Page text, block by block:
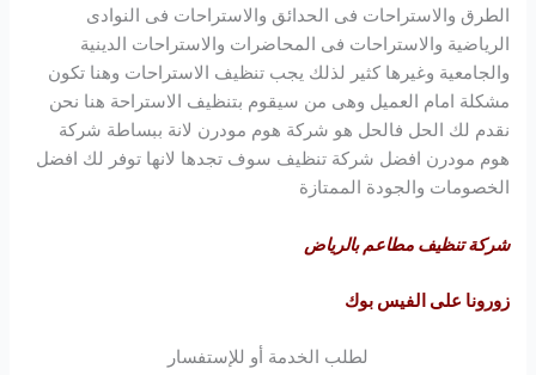
الطرق والاستراحات فى الحدائق والاستراحات فى النوادى
الرياضية والاستراحات فى المحاضرات والاستراحات الدينية
والجامعية وغيرها كثير لذلك يجب تنظيف الاستراحات وهنا تكون
مشكلة امام العميل وهى من سيقوم بتنظيف الاستراحة هنا نحن
نقدم لك الحل فالحل هو شركةهوم مودرنلانة ببساطة شركة
هوم مودرنافضل شركة تنظيف سوف تجدها لانها توفر لك افضل
الخصومات والجودة الممتازة
شركة تنظيف مطاعم بالرياض
زورونا على الفيس بوك
لطلب الخدمة أو للإستفسار